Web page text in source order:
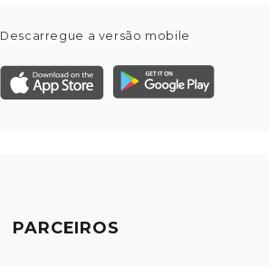
Descarregue a versão mobile
PARCEIROS